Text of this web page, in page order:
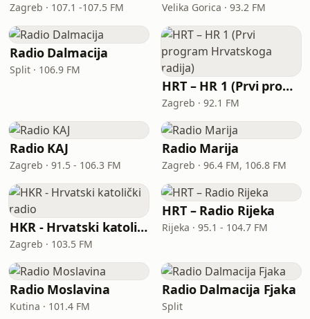
Zagreb · 107.1 -107.5 FM Velika Gorica · 93.2 FM
Radio Dalmacija
Split · 106.9 FM
HRT – HR 1 (Prvi program Hrvatskoga radija)
Zagreb · 92.1 FM
Radio KAJ
Zagreb · 91.5 - 106.3 FM
Radio Marija
Zagreb · 96.4 FM, 106.8 FM
HKR - Hrvatski katolički radio
Zagreb · 103.5 FM
HRT – Radio Rijeka
Rijeka · 95.1 - 104.7 FM
Radio Moslavina
Kutina · 101.4 FM
Radio Dalmacija Fjaka
Split